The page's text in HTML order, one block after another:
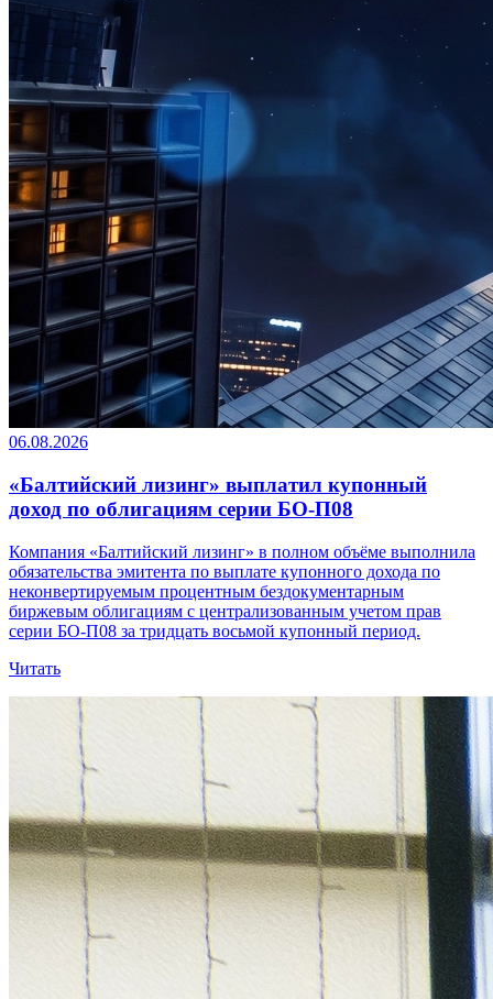
06.08.2026
«Балтийский лизинг» выплатил купонный
доход по облигациям серии БО-П08
Компания «Балтийский лизинг» в полном объёме выполнила
обязательства эмитента по выплате купонного дохода по
неконвертируемым процентным бездокументарным
биржевым облигациям с централизованным учетом прав
серии БО-П08 за тридцать восьмой купонный период.
Читать